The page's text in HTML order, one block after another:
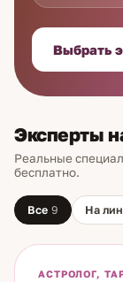
Выбрать
Эксперты
Реальные
бесплатно.
Все 9 На
АСТРОЛОГ,